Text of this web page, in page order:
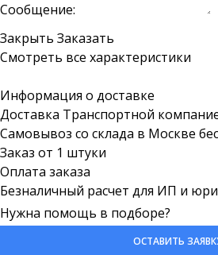
Сообщение:
Закрыть Заказать
Смотреть все характеристики
Информация о доставке
Доставка Транспортной
Самовывоз со склада в Москве
Заказ от 1 штуки
Оплата заказа
Безналичный расчет для ИП и
Нужна помощь в подборе?
ОСТАВИТЬ